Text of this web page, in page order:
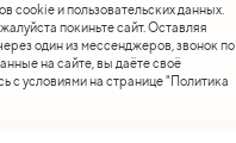
cookie и пользовательских данных.
покиньте сайт. Оставляя
один из мессенджеров, звонок по
на сайте, вы даёте своё
с условиями на странице "Политика